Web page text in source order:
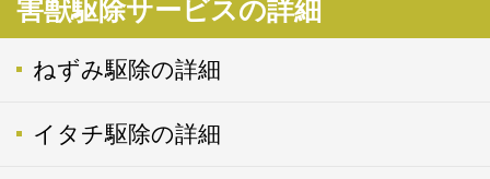
害獣駆除サービスの詳細
ねずみ駆除の詳細
イタチ駆除の詳細